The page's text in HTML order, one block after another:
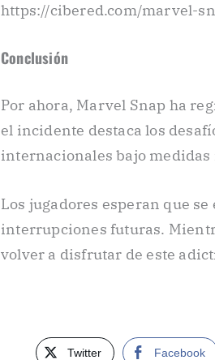
https://cibered.com/marvel-
Conclusión
Por ahora, Marvel Snap ha
el incidente destaca los
internacionales bajo medidas
Los jugadores esperan que
interrupciones futuras.
volver a disfrutar de este
Twitter Facebook